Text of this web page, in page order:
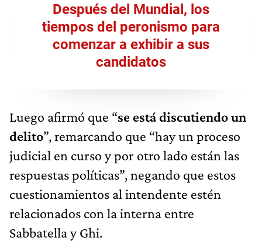
Después del Mundial, los
tiempos del peronismo para
comenzar a exhibir a sus
candidatos
Luego afirmó que “se está discutiendo un
delito”, remarcando que “hay un proceso
judicial en curso y por otro lado están las
respuestas políticas”, negando que estos
cuestionamientos al intendente estén
relacionados con la interna entre
Sabbatella y Ghi.